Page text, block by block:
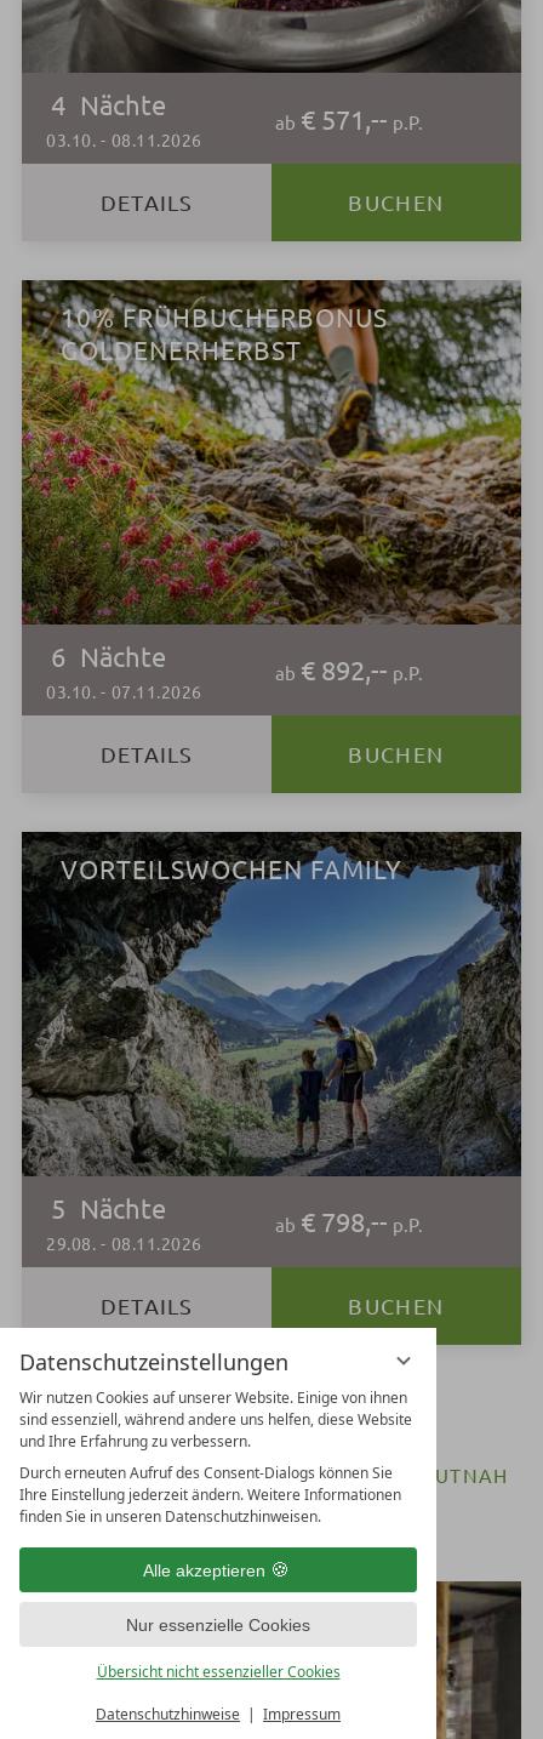
Datenschutzeinstellungen
Wir nutzen Cookies auf unserer Website. Einige von ihnen
sind essenziell, während andere uns helfen, diese Website
und Ihre Erfahrung zu verbessern.
Durch erneuten Aufruf des Consent-Dialogs können Sie
Ihre Einstellung jederzeit ändern. Weitere Informationen
finden Sie in unseren Datenschutzhinweisen.
Alle akzeptieren
Nur essenzielle Cookies
Übersicht nicht essenzieller Cookies
Datenschutzhinweise Impressum
4 Nächte
03.10. - 08.11.2026
ab € 571,-- p.P.
DETAILS BUCHEN
10% FRÜHBUCHERBONUS
GOLDENERHERBST
6 Nächte
03.10. - 07.11.2026
ab € 892,-- p.P.
DETAILS BUCHEN
VORTEILSWOCHEN FAMILY
5 Nächte
29.08. - 08.11.2026
ab € 798,-- p.P.
DETAILS BUCHEN
ALLE ANGEBOTE
Küchenmeister Florian Obwegeser - HAUTNAH
BESONDERE
GOURMETMOMENTE